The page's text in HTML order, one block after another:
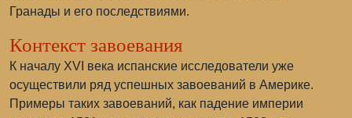
Гранады и его последствиями.
Контекст завоевания
К началу XVI века испанские исследователи уже
осуществили ряд успешных завоеваний в Америке.
Примеры таких завоеваний, как падение империи